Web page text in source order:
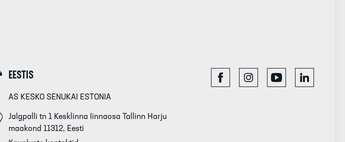
EESTIS
AS KESKO SENUKAI ESTONIA
Jalgpalli tn 1 Kesklinna Iinnaosa Tallinn Harju
maakond 11312, Eesti